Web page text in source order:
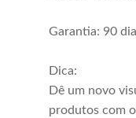
Garantia: 90
Dica:
Dê um novo
produtos com